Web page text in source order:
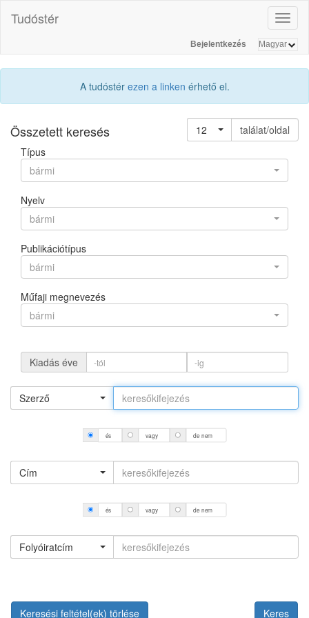
Tudóstér
Bejelentkezés
A tudóstér ezen a linken érhető el.
Összetett keresés 12
találat/oldal
Típus
bármi
Nyelv
bármi
Publikációtípus
bármi
Műfaji megnevezés
bármi
Kiadás éve
Szerző
és vagy de nem
Cím
és vagy de nem
Folyóiratcím
Keresési feltétel(ek) törlése